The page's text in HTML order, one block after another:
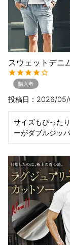
スウェットデニ
購入者
投稿日 2026/
サイズもぴった
ーがダブルジッ